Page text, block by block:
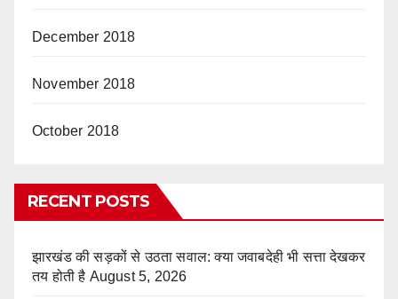
December 2018
November 2018
October 2018
RECENT POSTS
झारखंड की सड़कों से उठता सवाल: क्या जवाबदेही भी सत्ता देखकर
तय होती है August 5, 2026